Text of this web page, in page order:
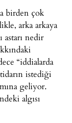
birden çok
arka arkaya
astarı nedir
“iddialarda
istediği
geliyor.
algısı